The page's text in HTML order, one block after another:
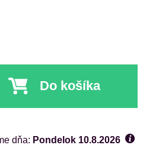
Do košíka
dňa: Pondelok10.8.2026